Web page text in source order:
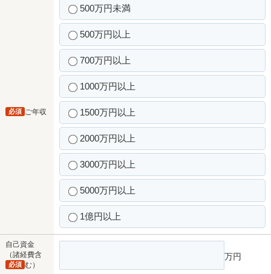
ご年収
必須
500万円未満
500万円以上
700万円以上
1000万円以上
1500万円以上
2000万円以上
3000万円以上
5000万円以上
1億円以上
自己資金
（諸経費含
む）
必須
万円